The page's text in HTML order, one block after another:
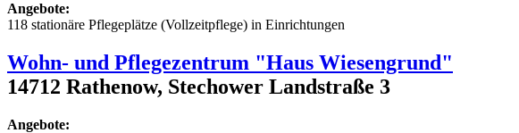
Angebote:
118 stationäre Pflegeplätze (Vollzeitpflege) in Einrichtungen
Wohn- und Pflegezentrum "Haus Wiesengrund"
14712 Rathenow, Stechower Landstraße 3
Angebote: